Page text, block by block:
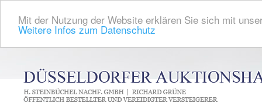
Mit der Nutzung der Website erklären Sie sich mit
Weitere Infos zum Datenschutz